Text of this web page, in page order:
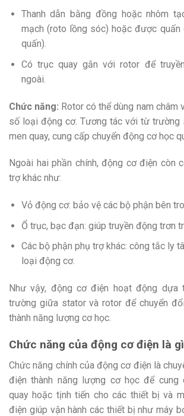
Thanh dẫn bằng đồng hoặc nhôm
mạch (roto lồng sóc) hoặc được quấn
quấn).
Có trục quay gắn với rotor để
ngoài.
Chức năng: Rotor có thể dùng nam châm
số loại động cơ. Tương tác với từ trường
men quay, cung cấp chuyển động cơ học
Ngoài hai phần chính, động cơ điện còn
trợ khác như:
Vỏ động cơ: bảo vệ các bộ phận bên
Ổ trục, bạc đạn: giúp truyền động trơn
Các bộ phận phụ trợ khác: công tắc ly
loại động cơ.
Như vậy, động cơ điện hoạt động dựa
trường giữa stator và rotor để chuyển
thành năng lượng cơ học.
Chức năng của động cơ điện là
Chức năng chính của động cơ điện là
điện thành năng lượng cơ học để cung
quay hoặc tịnh tiến cho các thiết bị và
điện giúp vận hành các thiết bị như máy